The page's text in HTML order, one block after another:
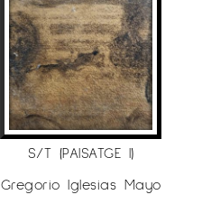
S/T (PAISATGE I)
Gregorio Iglesias Mayo